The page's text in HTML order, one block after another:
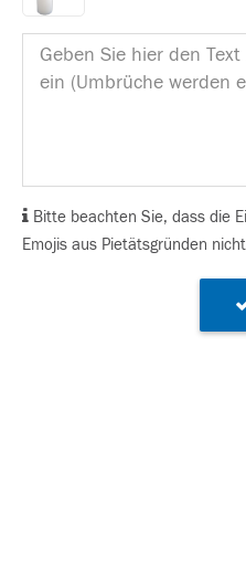
Bitte beachten Sie, dass die
Emojis aus Pietätsgründen